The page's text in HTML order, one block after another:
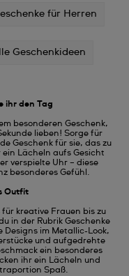
für Herren
Geschenkideen
ihr den Tag
besonderen Geschenk,
lieben! Sorge für
Geschenk für sie, das zu
Lächeln aufs Gesicht
verspielte Uhr – diese
besonderes Gefühl.
Outfit
kreative Frauen bis zu
in der Rubrik Geschenke
Designs im Metallic-Look,
und aufgedrehte
ein besonderes
ihr ein Lächeln und
Spaß.